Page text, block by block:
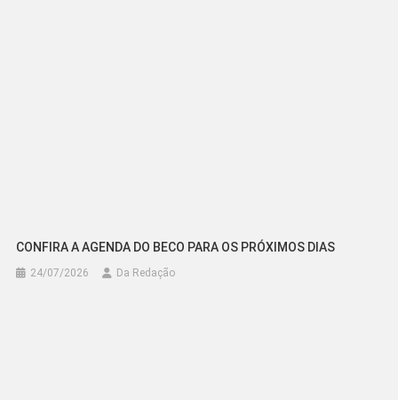
CONFIRA A AGENDA DO BECO PARA OS PRÓXIMOS DIAS
24/07/2026 Da Redação